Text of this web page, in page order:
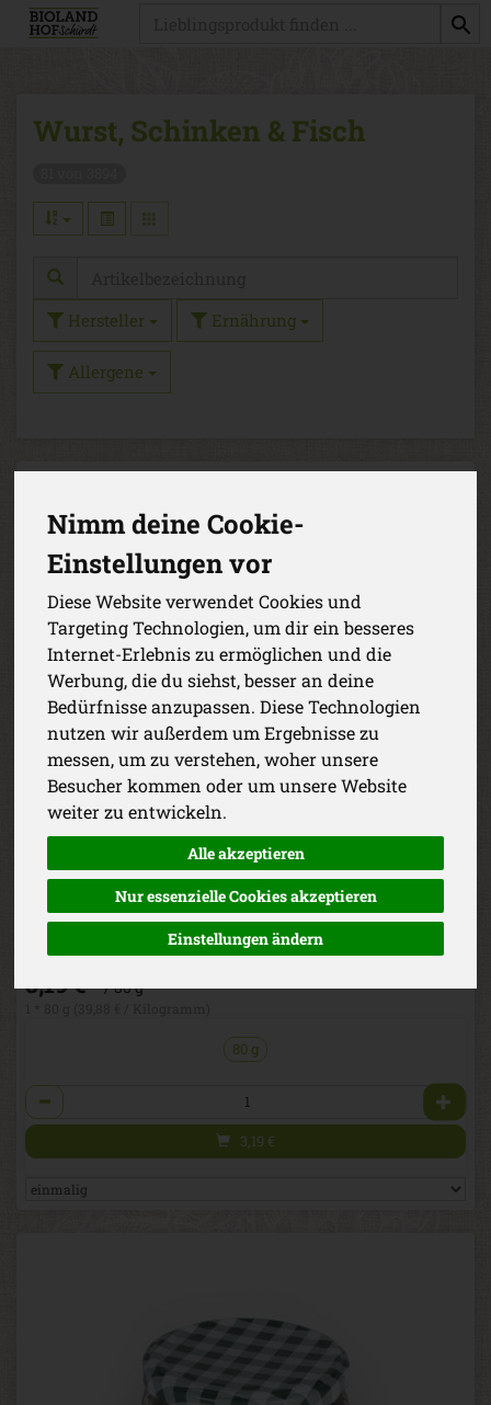
Nimm deine Cookie-
Einstellungen vor
Diese Website verwendet Cookies und
Targeting Technologien, um dir ein besseres
Internet-Erlebnis zu ermöglichen und die
Werbung, die du siehst, besser an deine
Bedürfnisse anzupassen. Diese Technologien
nutzen wir außerdem um Ergebnisse zu
messen, um zu verstehen, woher unsere
Besucher kommen oder um unsere Website
weiter zu entwickeln.
Alle akzeptieren
Nur essenzielle Cookies akzeptieren
Einstellungen ändern
Wurst, Schinken & Fisch
Hersteller Ernährung
Allergene
ROY
Art. 403562600209
b*Geflügel-Mortadella m. Pistazie
3,19 € / 80 g
80 g
Anzahl
3,19 €